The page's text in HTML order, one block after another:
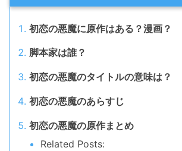
初恋の悪魔に原作はある？漫画？
脚本家は誰？
初恋の悪魔のタイトルの意味は？
初恋の悪魔のあらすじ
初恋の悪魔の原作まとめ
Related Posts: